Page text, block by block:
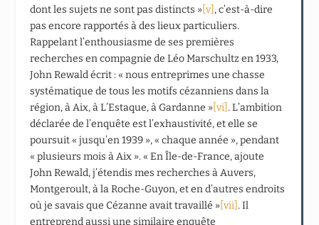
dont les sujets ne sont pas distincts » [v] , c’est-à-dire
pas encore rapportés à des lieux particuliers.
Rappelant l’enthousiasme de ses premières
recherches en compagnie de Léo Marschultz en 1933,
John Rewald écrit : « nous entreprimes une chasse
systématique de tous les motifs cézanniens dans la
région, à Aix, à L’Estaque, à Gardanne » [vi]. L’ambition
déclarée de l’enquête est l’exhaustivité, et elle se
poursuit « jusqu’en 1939 », « chaque année », pendant
« plusieurs mois à Aix ». « En Île-de-France, ajoute
John Rewald, j’étendis mes recherches à Auvers,
Montgeroult, à la Roche-Guyon, et en d’autres endroits
où je savais que Cézanne avait travaillé » [vii]. Il
entreprend aussi une similaire enquête